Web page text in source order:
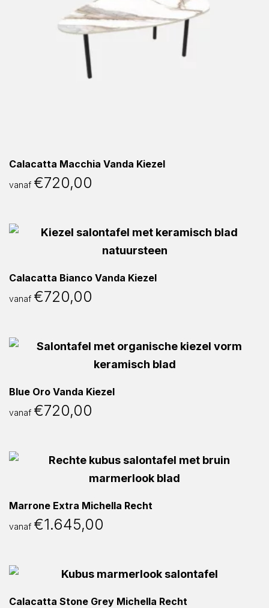
Calacatta Macchia Vanda Kiezel
vanaf €720,00
Calacatta Bianco Vanda Kiezel
vanaf €720,00
Blue Oro Vanda Kiezel
vanaf €720,00
Marrone Extra Michella Recht
vanaf €1.645,00
Calacatta Stone Grey Michella Recht